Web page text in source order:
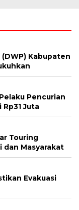
Kabupaten
Pencurian
Juta
Touring
dan Masyarakat
Evakuasi